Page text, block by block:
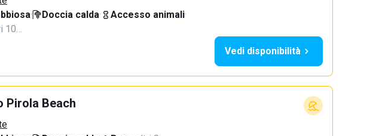
· Doccia calda· Accesso animali·
10…
Vedi disponibilità
Pirola Beach